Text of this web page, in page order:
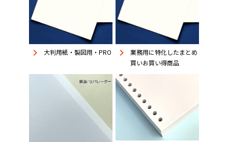
keyboard_arrow_right 大判用紙・製図用・PRO keyboard_arrow_right
業務用に特化したまとめ
買いお買い得商品